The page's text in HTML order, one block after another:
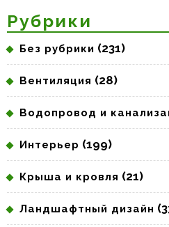
Рубрики
Без рубрики (231)
Вентиляция (28)
Водопровод и
Интерьер (199)
Крыша и кровля (21)
Ландшафтный дизайн